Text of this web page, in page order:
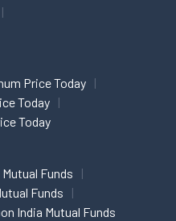
Price Today
Today
Today
Mutual Funds
Funds
India Mutual Funds